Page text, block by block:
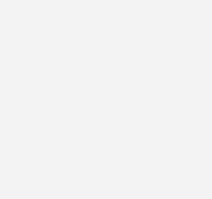
250 km nordöstlich von
9.790 Solarmodule, eine einachsige
PVS-175 String-
175-MVCS-Lösung von Fimer,
oder Strom für über 1300
das Projekt Redmud Green
hat, ist Fimer ein wichtiger